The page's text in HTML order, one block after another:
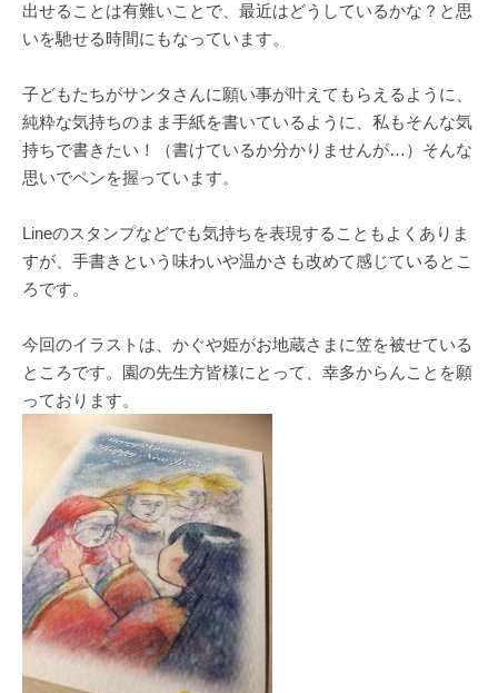
出せることは有難いことで、最近はどうしているかな？と思
いを馳せる時間にもなっています。
子どもたちがサンタさんに願い事が叶えてもらえるように、
純粋な気持ちのまま手紙を書いているように、私もそんな気
持ちで書きたい！（書けているか分かりませんが…）そんな
思いでペンを握っています。
Lineのスタンプなどでも気持ちを表現することもよくありま
すが、手書きという味わいや温かさも改めて感じているとこ
ろです。
今回のイラストは、かぐや姫がお地蔵さまに笠を被せている
ところです。園の先生方皆様にとって、幸多からんことを願
っております。